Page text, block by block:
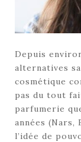
Depuis
alternatives
cosmétique
pas du tout
parfumerie
années (Nars,
l’idée de